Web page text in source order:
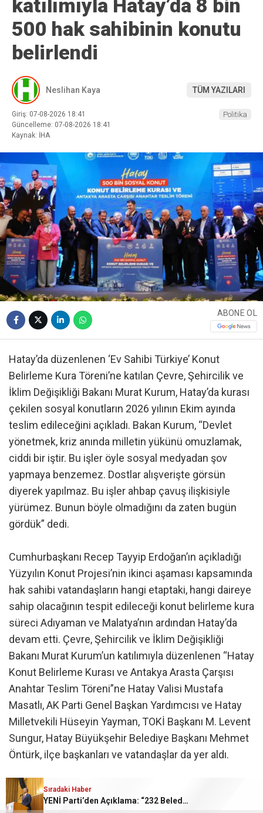
katılımıyla Hatay’da 8 bin
500 hak sahibinin konutu
belirlendi
Neslihan Kaya TÜM YAZILARI
Giriş: 07-08-2026 18:41
Güncelleme: 07-08-2026 18:41
Kaynak: İHA
Politika
ABONE OL
Hatay’da düzenlenen ‘Ev Sahibi Türkiye’ Konut
Belirleme Kura Töreni’ne katılan Çevre, Şehircilik ve
İklim Değişikliği Bakanı Murat Kurum, Hatay’da kurası
çekilen sosyal konutların 2026 yılının Ekim ayında
teslim edileceğini açıkladı. Bakan Kurum, “Devlet
yönetmek, kriz anında milletin yükünü omuzlamak,
ciddi bir iştir. Bu işler öyle sosyal medyadan şov
yapmaya benzemez. Dostlar alışverişte görsün
diyerek yapılmaz. Bu işler ahbap çavuş ilişkisiyle
yürümez. Bunun böyle olmadığını da zaten bugün
gördük” dedi.
Cumhurbaşkanı Recep Tayyip Erdoğan’ın açıkladığı
Yüzyılın Konut Projesi’nin ikinci aşaması kapsamında
hak sahibi vatandaşların hangi etaptaki, hangi daireye
sahip olacağının tespit edileceği konut belirleme kura
süreci Adıyaman ve Malatya’nın ardından Hatay’da
devam etti. Çevre, Şehircilik ve İklim Değişikliği
Bakanı Murat Kurum’un katılımıyla düzenlenen “Hatay
Konut Belirleme Kurası ve Antakya Arasta Çarşısı
Anahtar Teslim Töreni”ne Hatay Valisi Mustafa
Masatlı, AK Parti Genel Başkan Yardımcısı ve Hatay
Milletvekili Hüseyin Yayman, TOKİ Başkanı M. Levent
Sungur, Hatay Büyükşehir Belediye Başkanı Mehmet
Öntürk, ilçe başkanları ve vatandaşlar da yer aldı.
“Sosyal konut hamlemiz kapsamında tam 8 bin 500
konutumuzun kuralarını çekiyoruz”
Sıradaki Haber
YENİ Parti’den Açıklama: “232 Belediye Başkanı CHP’den İstifa Etti, Ay Sonunda 300’ü Geçebilir”